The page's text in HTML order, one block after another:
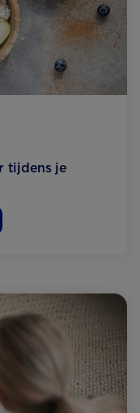
tijdens je